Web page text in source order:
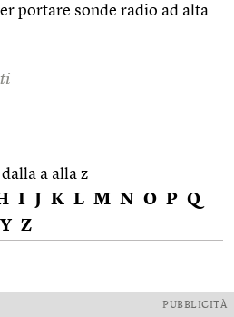
portare sonde radio ad alta
a alla z
I J K L M N O P Q
Y Z
PUBBLICITÀ